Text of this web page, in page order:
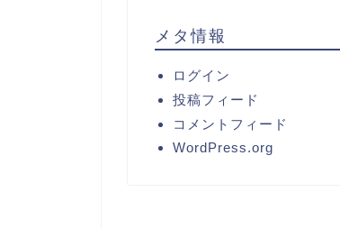
メタ情報
ログイン
投稿フィード
コメントフィード
WordPress.org